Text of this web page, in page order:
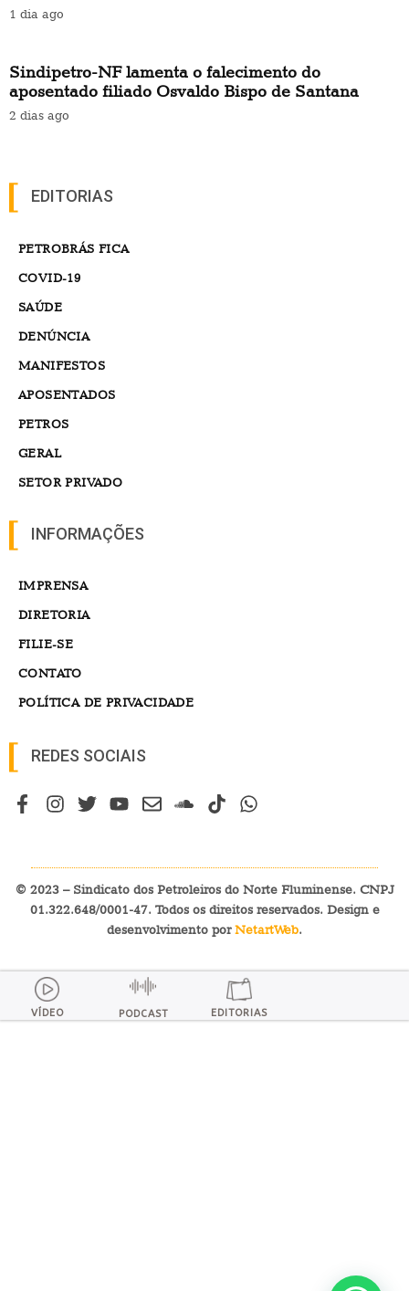
1 dia ago
Sindipetro-NF lamenta o falecimento do
aposentado filiado Osvaldo Bispo de Santana
2 dias ago
EDITORIAS
PETROBRÁS FICA
COVID-19
SAÚDE
DENÚNCIA
MANIFESTOS
APOSENTADOS
PETROS
GERAL
SETOR PRIVADO
INFORMAÇÕES
IMPRENSA
DIRETORIA
FILIE-SE
CONTATO
POLÍTICA DE PRIVACIDADE
REDES SOCIAIS
© 2023 – Sindicato dos Petroleiros do Norte Fluminense. CNPJ
01.322.648/0001-47. Todos os direitos reservados. Design e
desenvolvimento porNetartWeb.
VÍDEO PODCAST EDITORIAS